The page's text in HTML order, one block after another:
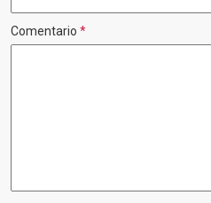
Comentario *